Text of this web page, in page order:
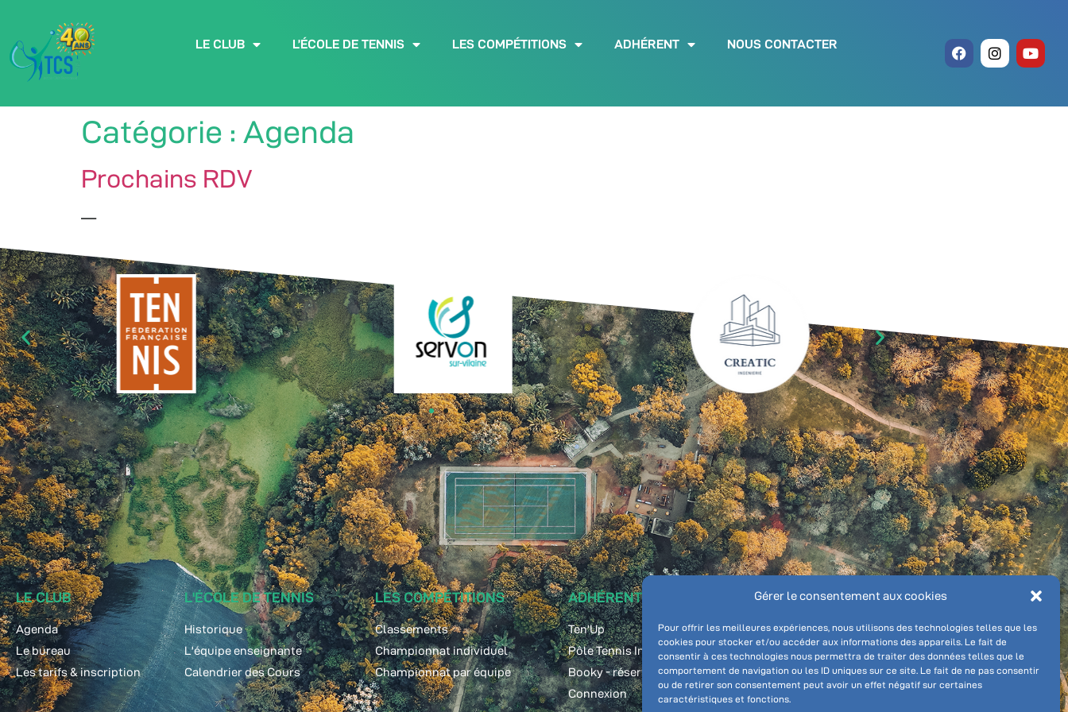
Gérer le consentement aux cookies
Pour offrir les meilleures expériences, nous utilisons des technologies telles que les
cookies pour stocker et/ou accéder aux informations des appareils. Le fait de
consentir à ces technologies nous permettra de traiter des données telles que le
comportement de navigation ou les ID uniques sur ce site. Le fait de ne pas consentir
ou de retirer son consentement peut avoir un effet négatif sur certaines
caractéristiques et fonctions.
LE CLUB L’ÉCOLE DE TENNIS LES COMPÉTITIONS ADHÉRENT NOUS CONTACTER
Catégorie : Agenda
Prochains RDV
—
LE CLUB
Agenda
Le bureau
Les tarifs & inscription
L'ÉCOLE DE TENNIS
Historique
L'équipe enseignante
Calendrier des Cours
LES COMPÉTITIONS
Classements
Championnat individuel
Championnat par équipe
ADHÉRENT
Ten'Up
Pôle Tennis Inter-communale
Booky - réservation
Connexion
NOUS SUIVRE